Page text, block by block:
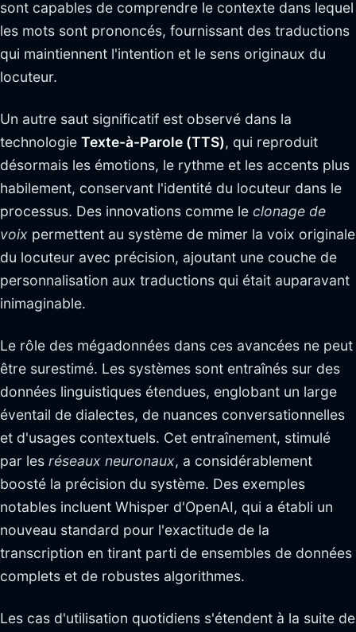
sont capables de comprendre le contexte dans lequel
les mots sont prononcés, fournissant des traductions
qui maintiennent l'intention et le sens originaux du
locuteur.
Un autre saut significatif est observé dans la
technologie Texte-à-Parole (TTS), qui reproduit
désormais les émotions, le rythme et les accents plus
habilement, conservant l'identité du locuteur dans le
processus. Des innovations comme le clonage de
voix permettent au système de mimer la voix originale
du locuteur avec précision, ajoutant une couche de
personnalisation aux traductions qui était auparavant
inimaginable.
Le rôle des mégadonnées dans ces avancées ne peut
être surestimé. Les systèmes sont entraînés sur des
données linguistiques étendues, englobant un large
éventail de dialectes, de nuances conversationnelles
et d'usages contextuels. Cet entraînement, stimulé
par les réseaux neuronaux, a considérablement
boosté la précision du système. Des exemples
notables incluent Whisper d'OpenAI, qui a établi un
nouveau standard pour l'exactitude de la
transcription en tirant parti de ensembles de données
complets et de robustes algorithmes.
Les cas d'utilisation quotidiens s'étendent à la suite de